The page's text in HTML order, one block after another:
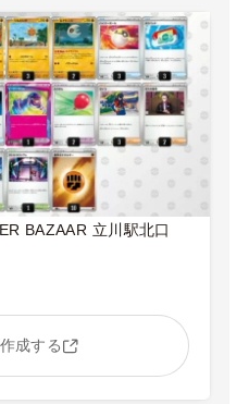
BAZAAR 立川駅北口
成する